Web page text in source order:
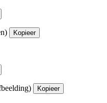
Kopieer
Kopieer